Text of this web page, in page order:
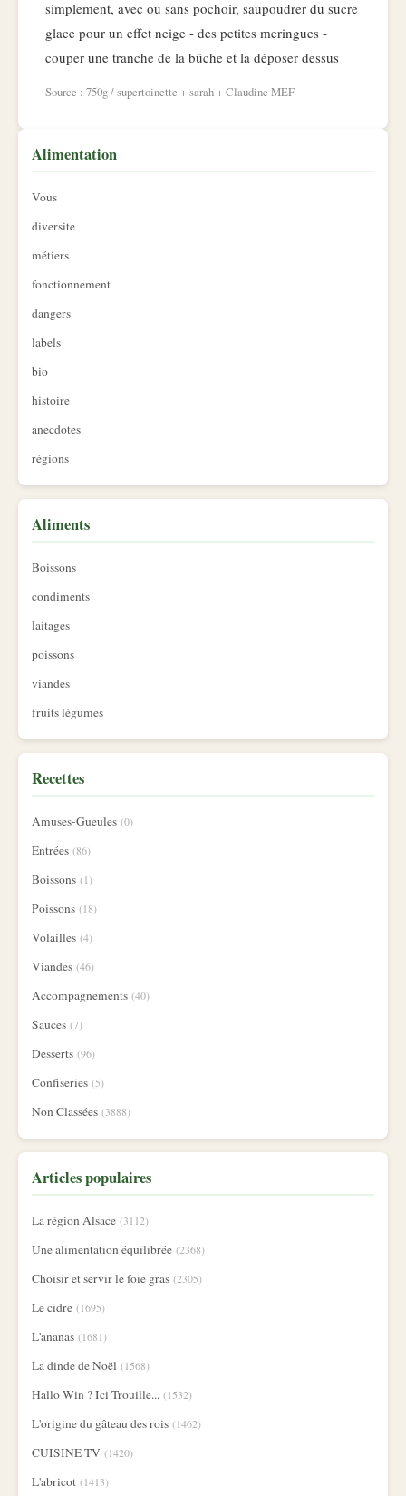
simplement, avec ou sans pochoir, saupoudrer du sucre
glace pour un effet neige - des petites meringues -
couper une tranche de la bûche et la déposer dessus
Source : 750g / supertoinette + sarah + Claudine MEF
Alimentation
Vous
diversite
métiers
fonctionnement
dangers
labels
bio
histoire
anecdotes
régions
Aliments
Boissons
condiments
laitages
poissons
viandes
fruits légumes
Recettes
Amuses-Gueules (0)
Entrées (86)
Boissons (1)
Poissons (18)
Volailles (4)
Viandes (46)
Accompagnements (40)
Sauces (7)
Desserts (96)
Confiseries (5)
Non Classées (3888)
Articles populaires
La région Alsace (3112)
Une alimentation équilibrée (2368)
Choisir et servir le foie gras (2305)
Le cidre (1695)
L'ananas (1681)
La dinde de Noël (1568)
Hallo Win ? Ici Trouille... (1532)
L'origine du gâteau des rois (1462)
CUISINE TV (1420)
L'abricot (1413)